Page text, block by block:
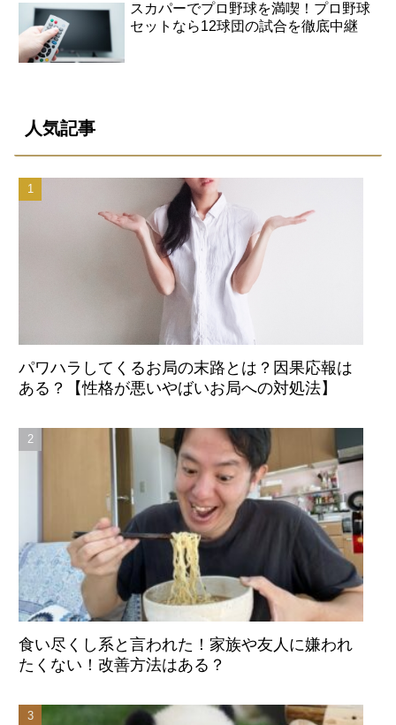
スカパーでプロ野球を満喫！プロ野球
セットなら12球団の試合を徹底中継
人気記事
パワハラしてくるお局の末路とは？因果応報は
ある？【性格が悪いやばいお局への対処法】
食い尽くし系と言われた！家族や友人に嫌われ
たくない！改善方法はある？